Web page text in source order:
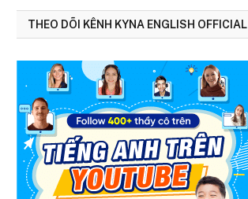
THEO DÕI KÊNH KYNA ENGLISH OFFICIAL